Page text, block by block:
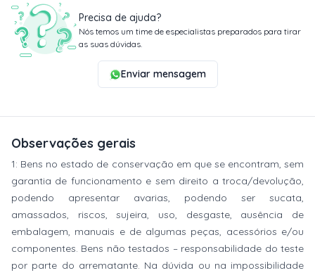
Precisa de ajuda?
Nós temos um time de especialistas preparados para tirar
as suas dúvidas.
Enviar mensagem
Observações gerais
1: Bens no estado de conservação em que se encontram, sem
garantia de funcionamento e sem direito a troca/devolução,
podendo apresentar avarias, podendo ser sucata,
amassados, riscos, sujeira, uso, desgaste, ausência de
embalagem, manuais e de algumas peças, acessórios e/ou
componentes. Bens não testados – responsabilidade do teste
por parte do arrematante. Na dúvida ou na impossibilidade